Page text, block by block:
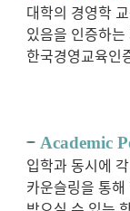
대학의 경영학
있음을 인증하
한국경영교육인
Academic
입학과 동시에
카운슬링을 통